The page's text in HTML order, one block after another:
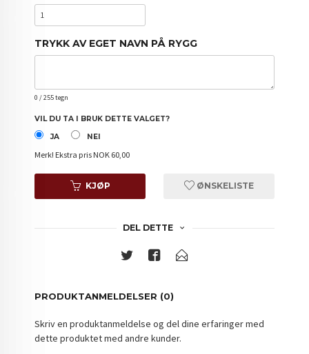
TRYKK AV EGET NAVN PÅ RYGG
0 / 255 tegn
VIL DU TA I BRUK DETTE VALGET?
JA
NEI
Merk! Ekstra pris NOK 60,00
KJØP ØNSKELISTE
DEL DETTE
PRODUKTANMELDELSER (0)
Skriv en produktanmeldelse og del dine erfaringer med
dette produktet med andre kunder.